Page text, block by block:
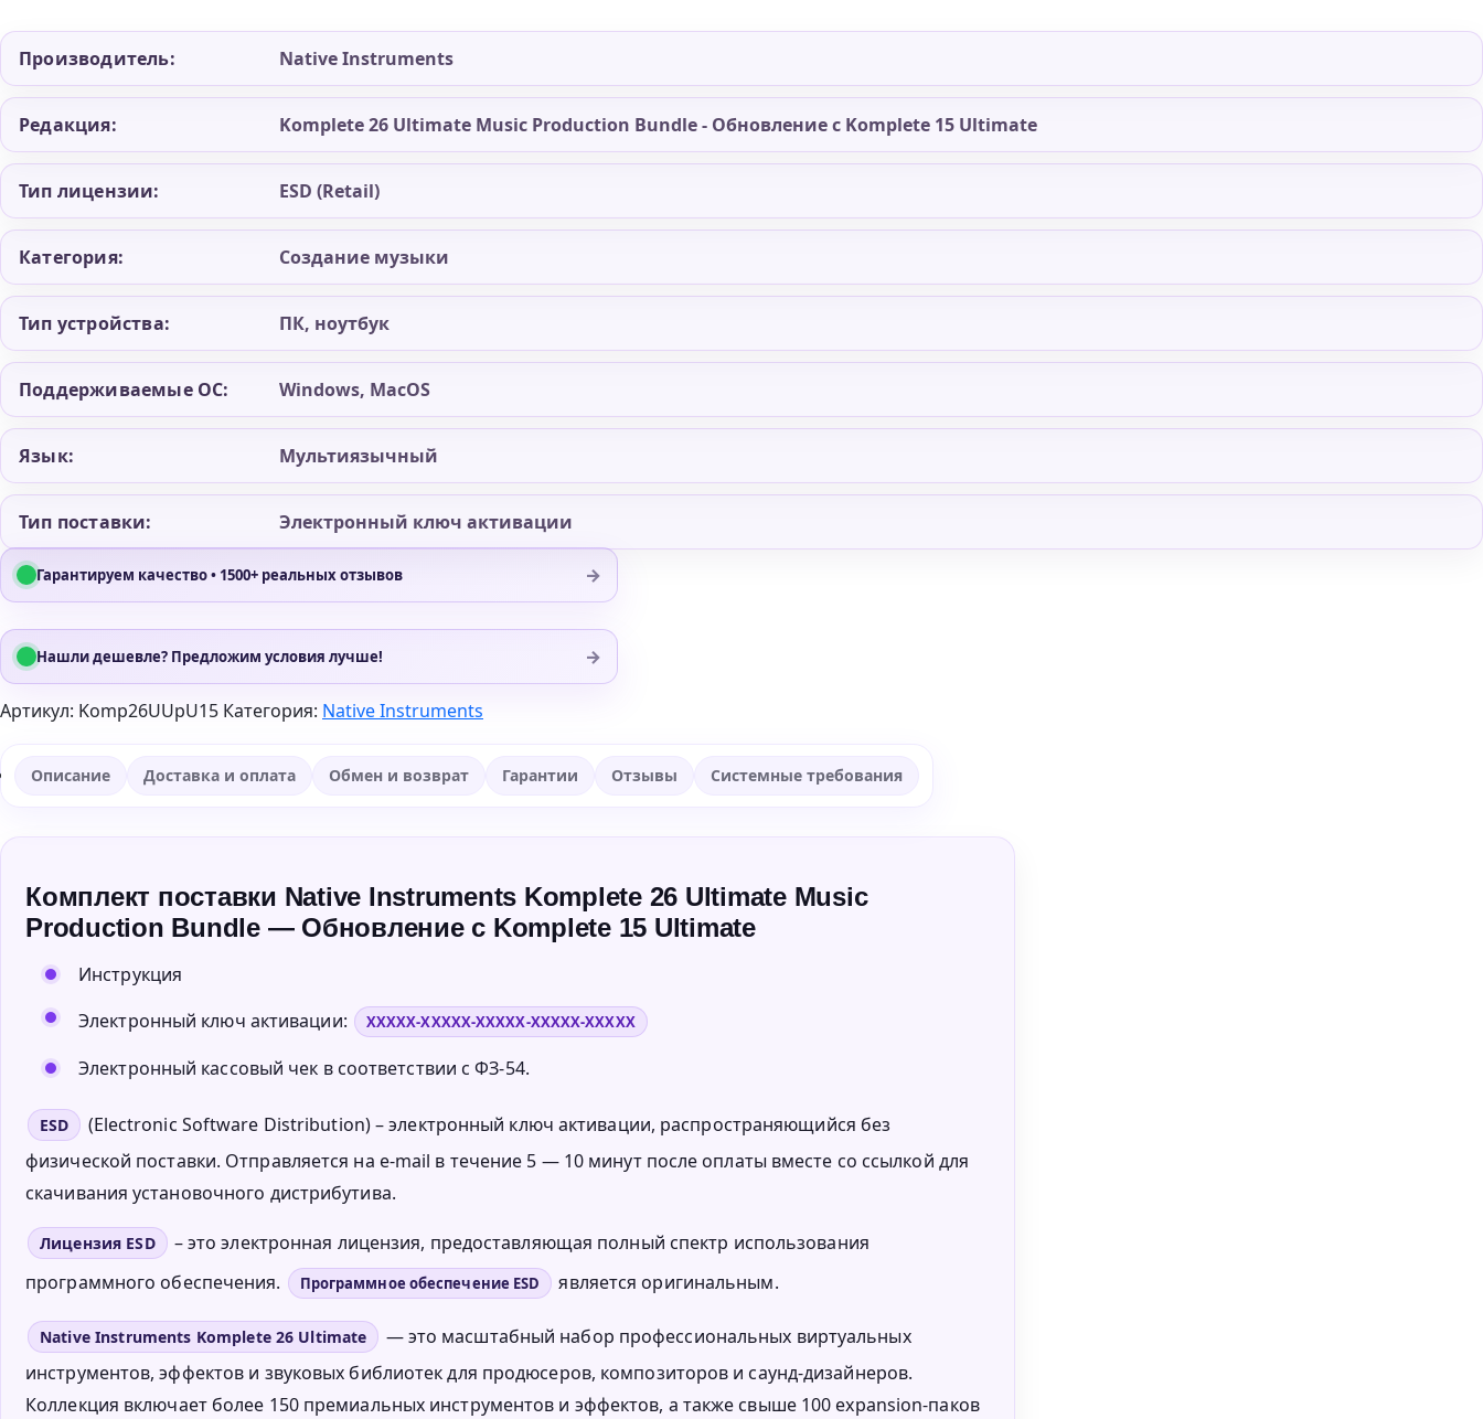
15
Ultimate
Производитель: Native Instruments
Редакция: Komplete 26 Ultimate Music Production Bundle - Обновление с Komplete 15 Ultimate
Тип лицензии: ESD (Retail)
Категория: Создание музыки
Тип устройства: ПК, ноутбук
Поддерживаемые ОС: Windows, MacOS
Язык: Мультиязычный
Тип поставки: Электронный ключ активации
Гарантируем качество • 1500+ реальных отзывов →
Нашли дешевле? Предложим условия лучше! →
Артикул: Komp26UUpU15 Категория: Native Instruments
Описание Доставка и оплата Обмен и возврат Гарантии Отзывы Системные требования
Комплект поставки Native Instruments Komplete 26 Ultimate Music
Production Bundle — Обновление с Komplete 15 Ultimate
Инструкция
Электронный ключ активации:
XXXXX-XXXXX-XXXXX-XXXXX-XXXXX
Электронный кассовый чек в соответствии с ФЗ-54.
ESD
(Electronic Software Distribution) – электронный ключ активации, распространяющийся без
физической поставки. Отправляется на e-mail в течение 5 — 10 минут после оплаты вместе со ссылкой для
скачивания установочного дистрибутива.
Лицензия ESD
– это электронная лицензия, предоставляющая полный спектр использования
программного обеспечения.
Программное обеспечение ESD является оригинальным.
Native Instruments Komplete 26 Ultimate
— это масштабный набор профессиональных виртуальных
инструментов, эффектов и звуковых библиотек для продюсеров, композиторов и саунд-дизайнеров.
Коллекция включает более 150 премиальных инструментов и эффектов, а также свыше 100 expansion-паков